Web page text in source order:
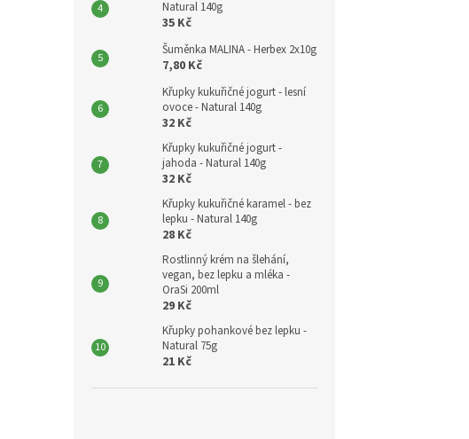
Natural 140g
35 Kč
Šuměnka MALINA - Herbex 2x10g
7,80 Kč
Křupky kukuřičné jogurt - lesní
ovoce - Natural 140g
32 Kč
Křupky kukuřičné jogurt -
jahoda - Natural 140g
32 Kč
Křupky kukuřičné karamel - bez
lepku - Natural 140g
28 Kč
Rostlinný krém na šlehání,
vegan, bez lepku a mléka -
OraSi 200ml
29 Kč
Křupky pohankové bez lepku -
Natural 75g
21 Kč